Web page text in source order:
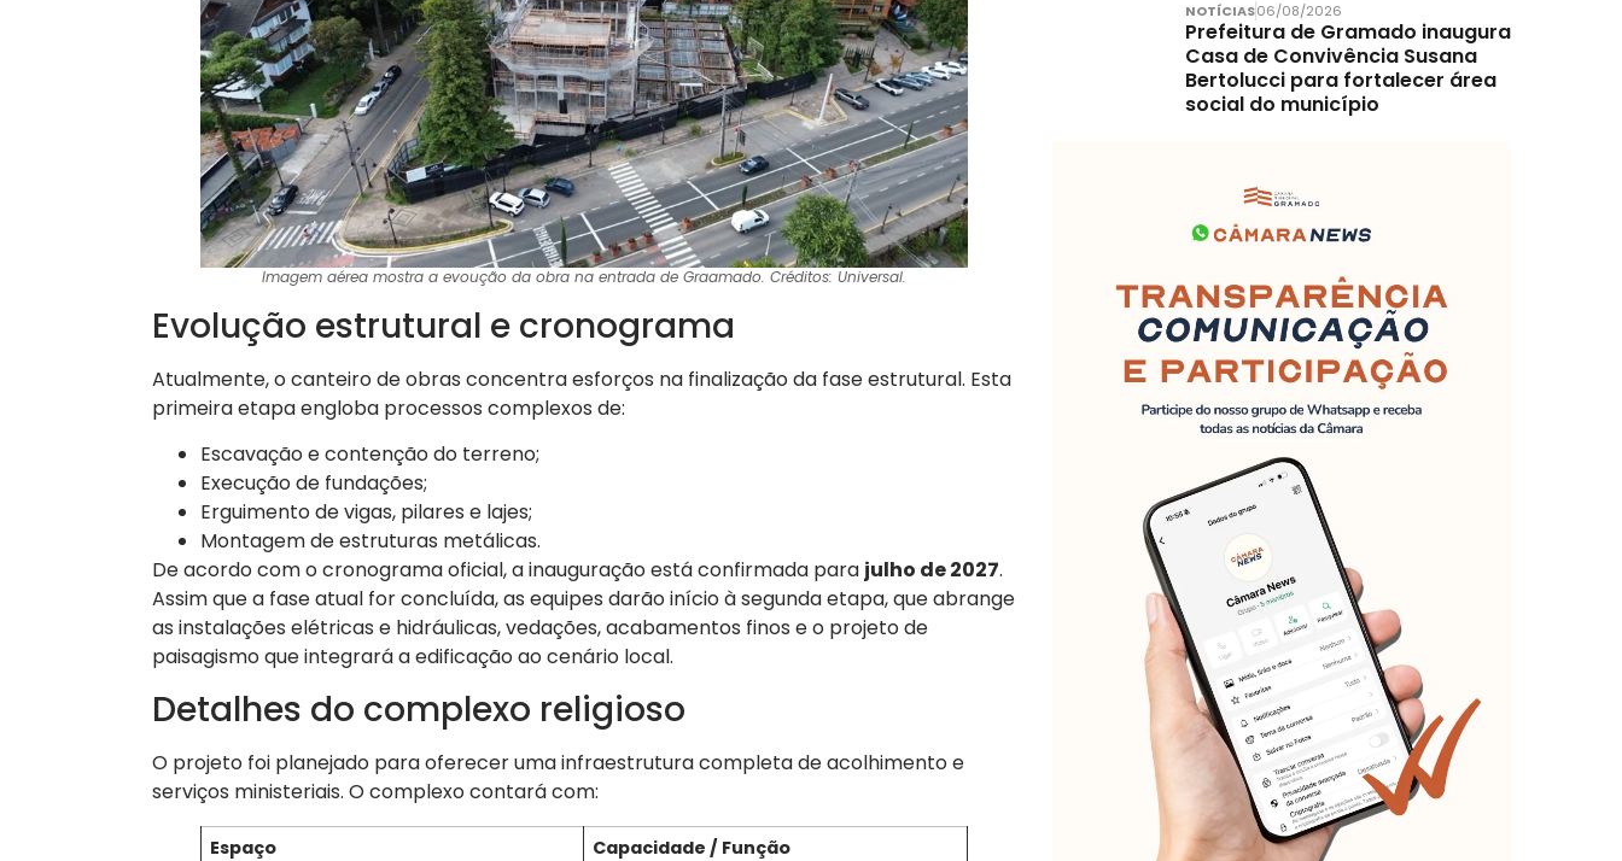
Imagem aérea mostra a evoução da obra na entrada de Graamado. Créditos: Universal.
Evolução estrutural e cronograma
Atualmente, o canteiro de obras concentra esforços na finalização da fase estrutural. Esta
primeira etapa engloba processos complexos de:
Escavação e contenção do terreno;
Execução de fundações;
Erguimento de vigas, pilares e lajes;
Montagem de estruturas metálicas.
De acordo com o cronograma oficial, a inauguração está confirmada para julho de 2027.
Assim que a fase atual for concluída, as equipes darão início à segunda etapa, que abrange
as instalações elétricas e hidráulicas, vedações, acabamentos finos e o projeto de
paisagismo que integrará a edificação ao cenário local.
Detalhes do complexo religioso
O projeto foi planejado para oferecer uma infraestrutura completa de acolhimento e
serviços ministeriais. O complexo contará com:
Espaço
Capacidade / Função
NOTÍCIAS06/08/2026
Prefeitura de Gramado inaugura
Casa de Convivência Susana
Bertolucci para fortalecer área
social do município